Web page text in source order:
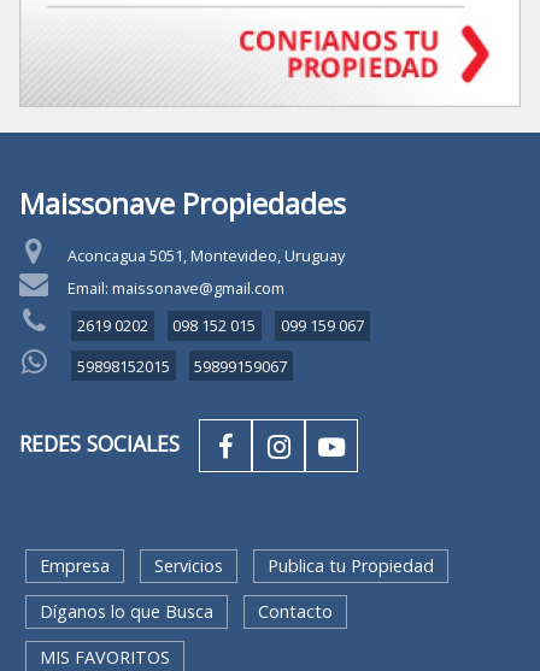
Maissonave Propiedades
Aconcagua 5051, Montevideo, Uruguay
Email: maissonave@gmail.com
2619 0202
098 152 015
099 159 067
59898152015
59899159067
REDES SOCIALES
Empresa Servicios
Publica tu Propiedad
Díganos lo que Busca
Contacto
MIS FAVORITOS